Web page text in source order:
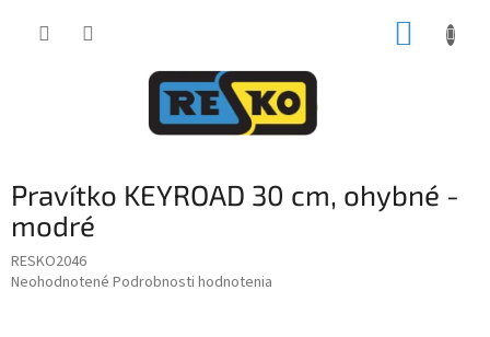
Pravítko KEYROAD 30 cm, ohybné -
modré
RESKO2046
Priemerné
Neohodnotené Podrobnosti hodnotenia